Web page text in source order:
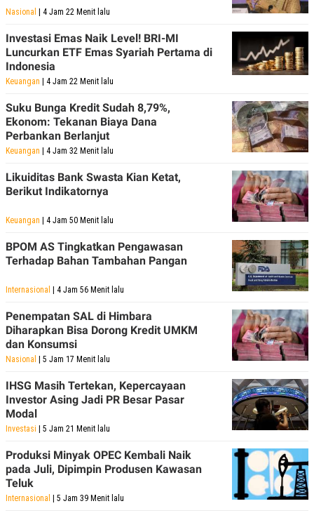
M
D
A
.
I
SITEMAP PROFILE
TERM
OF
PEDOMAN
PEMBERITAAN
PRIVACY
Nasional | 4 Jam 22 Menit lalu
Investasi Emas Naik Level! BRI-MI
Luncurkan ETF Emas Syariah Pertama di
Indonesia
Keuangan | 4 Jam 22 Menit lalu
Suku Bunga Kredit Sudah 8,79%,
Ekonom: Tekanan Biaya Dana
Perbankan Berlanjut
Keuangan | 4 Jam 32 Menit lalu
Likuiditas Bank Swasta Kian Ketat,
Berikut Indikatornya
Keuangan | 4 Jam 50 Menit lalu
BPOM AS Tingkatkan Pengawasan
Terhadap Bahan Tambahan Pangan
Internasional | 4 Jam 56 Menit lalu
Penempatan SAL di Himbara
Diharapkan Bisa Dorong Kredit UMKM
dan Konsumsi
Nasional | 5 Jam 17 Menit lalu
IHSG Masih Tertekan, Kepercayaan
Investor Asing Jadi PR Besar Pasar
Modal
Investasi | 5 Jam 21 Menit lalu
Produksi Minyak OPEC Kembali Naik
pada Juli, Dipimpin Produsen Kawasan
Teluk
Internasional | 5 Jam 39 Menit lalu